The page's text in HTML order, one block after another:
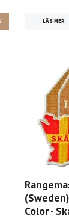
LÄS MER
Color -